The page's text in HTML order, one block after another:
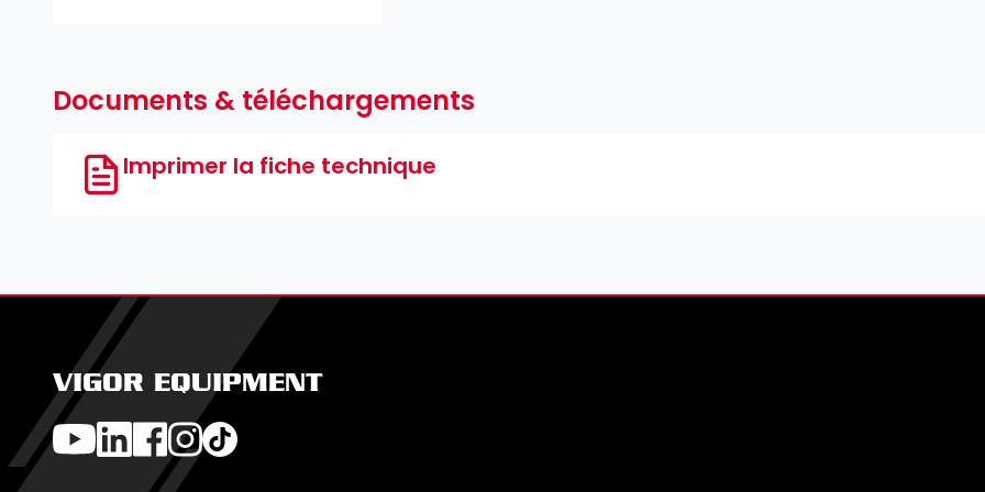
Documents & téléchargements
Imprimer la fiche technique
VIGOR EQUIPMENT